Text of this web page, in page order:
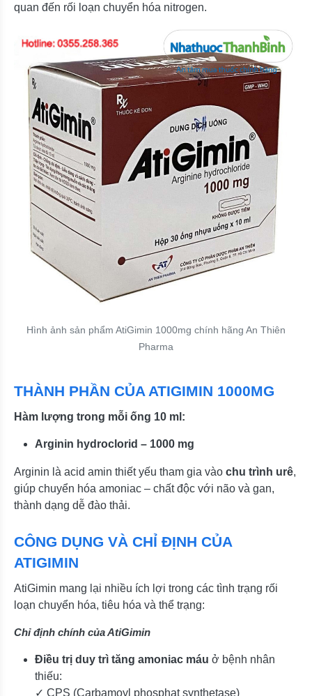
quan đến rối loạn chuyển hóa nitrogen.
Hình ảnh sản phẩm AtiGimin 1000mg chính hãng An Thiên
Pharma
THÀNH PHẦN CỦA ATIGIMIN 1000MG
Hàm lượng trong mỗi ống 10 ml:
Arginin hydroclorid – 1000 mg
Arginin là acid amin thiết yếu tham gia vào chu trình urê,
giúp chuyển hóa amoniac – chất độc với não và gan,
thành dạng dễ đào thải.
CÔNG DỤNG VÀ CHỈ ĐỊNH CỦA
ATIGIMIN
AtiGimin mang lại nhiều ích lợi trong các tình trạng rối
loạn chuyển hóa, tiêu hóa và thể trạng:
Chỉ định chính của AtiGimin
Điều trị duy trì tăng amoniac máu ở bệnh nhân
thiếu:
✓ CPS (Carbamoyl phosphat synthetase)